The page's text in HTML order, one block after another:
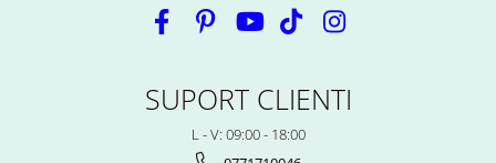
SUPORT CLIENTI
L - V: 09:00 - 18:00